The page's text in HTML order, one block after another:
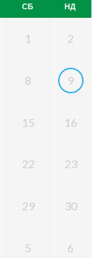
СБ НД
1 2
8 9
15 16
22 23
29 30
5 6